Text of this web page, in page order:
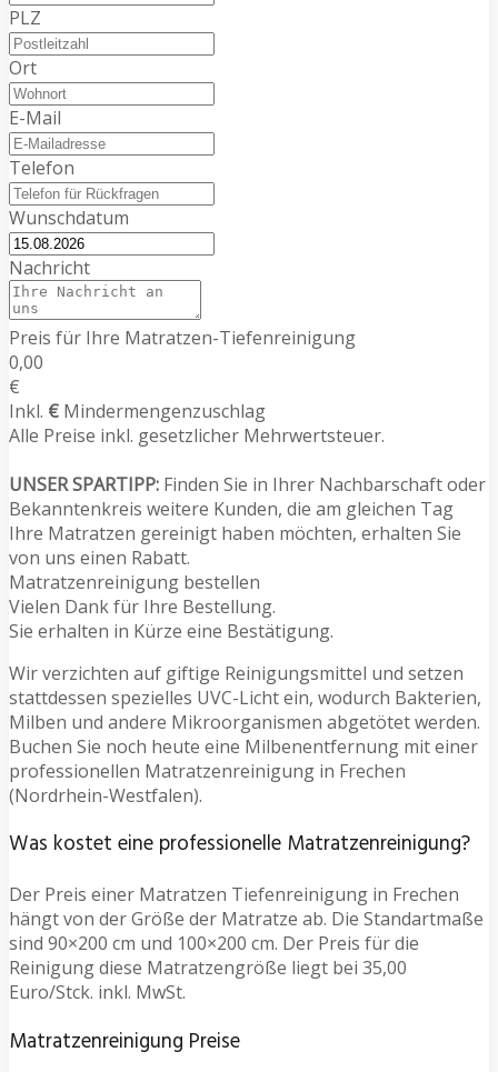
PLZ
Ort
E-Mail
Telefon
Wunschdatum
Nachricht
Preis für Ihre Matratzen-Tiefenreinigung
0,00
€
Inkl. € Mindermengenzuschlag
Alle Preise inkl. gesetzlicher Mehrwertsteuer.
UNSER SPARTIPP: Finden Sie in Ihrer Nachbarschaft oder
Bekanntenkreis weitere Kunden, die am gleichen Tag
Ihre Matratzen gereinigt haben möchten, erhalten Sie
von uns einen Rabatt.
Matratzenreinigung bestellen
Vielen Dank für Ihre Bestellung.
Sie erhalten in Kürze eine Bestätigung.
Wir verzichten auf giftige Reinigungsmittel und setzen
stattdessen spezielles UVC-Licht ein, wodurch Bakterien,
Milben und andere Mikroorganismen abgetötet werden.
Buchen Sie noch heute eine Milbenentfernung mit einer
professionellen Matratzenreinigung in Frechen
(Nordrhein-Westfalen).
Was kostet eine professionelle Matratzenreinigung?
Der Preis einer Matratzen Tiefenreinigung in Frechen
hängt von der Größe der Matratze ab. Die Standartmaße
sind 90×200 cm und 100×200 cm. Der Preis für die
Reinigung diese Matratzengröße liegt bei 35,00
Euro/Stck. inkl. MwSt.
Matratzenreinigung Preise